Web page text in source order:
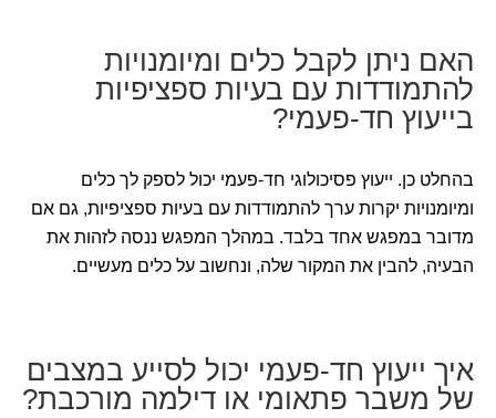
האם ניתן לקבל כלים ומיומנויות
להתמודדות עם בעיות ספציפיות
בייעוץ חד-פעמי?
בהחלט כן. ייעוץ פסיכולוגי חד-פעמי יכול לספק לך כלים
ומיומנויות יקרות ערך להתמודדות עם בעיות ספציפיות, גם אם
מדובר במפגש אחד בלבד. במהלך המפגש ננסה לזהות את
הבעיה, להבין את המקור שלה, ונחשוב על כלים מעשיים.
איך ייעוץ חד-פעמי יכול לסייע במצבים
של משבר פתאומי או דילמה מורכבת?